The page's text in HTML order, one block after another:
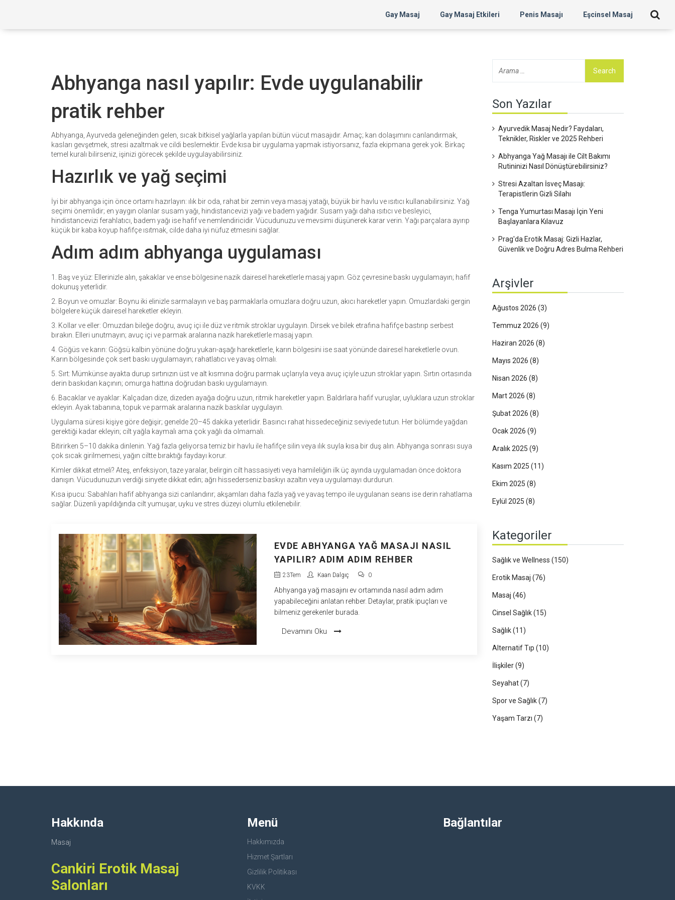
Gay Masaj Gay Masaj Etkileri Penis Masajı Eşcinsel Masaj
Abhyanga nasıl yapılır: Evde uygulanabilir
pratik rehber
Abhyanga, Ayurveda geleneğinden gelen, sıcak bitkisel yağlarla yapılan bütün vücut masajıdır. Amaç; kan dolaşımını canlandırmak,
kasları gevşetmek, stresi azaltmak ve cildi beslemektir. Evde kısa bir uygulama yapmak istiyorsanız, fazla ekipmana gerek yok. Birkaç
temel kuralı bilirseniz, işinizi görecek şekilde uygulayabilirsiniz.
Hazırlık ve yağ seçimi
İyi bir abhyanga için önce ortamı hazırlayın: ılık bir oda, rahat bir zemin veya masaj yatağı, büyük bir havlu ve ısıtıcı kullanabilirsiniz. Yağ
seçimi önemlidir; en yaygın olanlar susam yağı, hindistancevizi yağı ve badem yağıdır. Susam yağı daha ısıtıcı ve besleyici,
hindistancevizi ferahlatıcı, badem yağı ise hafif ve nemlendiricidir. Vücudunuzu ve mevsimi düşünerek karar verin. Yağı parçalara ayırıp
küçük bir kaba koyup hafifçe ısıtmak, cilde daha iyi nüfuz etmesini sağlar.
Adım adım abhyanga uygulaması
1. Baş ve yüz: Ellerinizle alın, şakaklar ve ense bölgesine nazik dairesel hareketlerle masaj yapın. Göz çevresine baskı uygulamayın; hafif
dokunuş yeterlidir.
2. Boyun ve omuzlar: Boynu iki elinizle sarmalayın ve baş parmaklarla omuzlara doğru uzun, akıcı hareketler yapın. Omuzlardaki gergin
bölgelere küçük dairesel hareketler ekleyin.
3. Kollar ve eller: Omuzdan bileğe doğru, avuç içi ile düz ve ritmik stroklar uygulayın. Dirsek ve bilek etrafına hafifçe bastırıp serbest
bırakın. Elleri unutmayın; avuç içi ve parmak aralarına nazik hareketlerle masaj yapın.
4. Göğüs ve karın: Göğsü kalbin yönüne doğru yukarı-aşağı hareketlerle, karın bölgesini ise saat yönünde dairesel hareketlerle ovun.
Karın bölgesinde çok sert baskı uygulamayın; rahatlatıcı ve yavaş olmalı.
5. Sırt: Mümkünse ayakta durup sırtınızın üst ve alt kısmına doğru parmak uçlarıyla veya avuç içiyle uzun stroklar yapın. Sırtın ortasında
derin baskıdan kaçının; omurga hattına doğrudan baskı uygulamayın.
6. Bacaklar ve ayaklar: Kalçadan dize, dizeden ayağa doğru uzun, ritmik hareketler yapın. Baldırlara hafif vuruşlar, uyluklara uzun stroklar
ekleyin. Ayak tabanına, topuk ve parmak aralarına nazik baskılar uygulayın.
Uygulama süresi kişiye göre değişir; genelde 20–45 dakika yeterlidir. Basıncı rahat hissedeceğiniz seviyede tutun. Her bölümde yağdan
gerektiği kadar ekleyin; cilt yağla kaymalı ama çok yağlı da olmamalı.
Bitirirken 5–10 dakika dinlenin. Yağ fazla geliyorsa temiz bir havlu ile hafifçe silin veya ılık suyla kısa bir duş alın. Abhyanga sonrası suya
çok sıcak girilmemesi, yağın ciltte bıraktığı faydayı korur.
Kimler dikkat etmeli? Ateş, enfeksiyon, taze yaralar, belirgin cilt hassasiyeti veya hamileliğin ilk üç ayında uygulamadan önce doktora
danışın. Vücudunuzun verdiği sinyete dikkat edin; ağrı hissederseniz baskıyı azaltın veya uygulamayı durdurun.
Kısa ipucu: Sabahları hafif abhyanga sizi canlandırır; akşamları daha fazla yağ ve yavaş tempo ile uygulanan seans ise derin rahatlama
sağlar. Düzenli yapıldığında cilt yumuşar, uyku ve stres düzeyi olumlu etkilenebilir.
EVDE ABHYANGA YAĞ MASAJI NASIL
YAPILIR? ADIM ADIM REHBER
23Tem Kaan Dalgıç 0
Abhyanga yağ masajını ev ortamında nasıl adım adım
yapabileceğini anlatan rehber. Detaylar, pratik ipuçları ve
bilmeniz gerekenler burada.
Devamını Oku
Son Yazılar
Ayurvedik Masaj Nedir? Faydaları,
Teknikler, Riskler ve 2025 Rehberi
Abhyanga Yağ Masajı ile Cilt Bakımı
Rutininizi Nasıl Dönüştürebilirsiniz?
Stresi Azaltan İsveç Masajı:
Terapistlerin Gizli Silahı
Tenga Yumurtası Masajı İçin Yeni
Başlayanlara Kılavuz
Prag'da Erotik Masaj: Gizli Hazlar,
Güvenlik ve Doğru Adres Bulma Rehberi
Arşivler
Ağustos 2026 (3)
Temmuz 2026 (9)
Haziran 2026 (8)
Mayıs 2026 (8)
Nisan 2026 (8)
Mart 2026 (8)
Şubat 2026 (8)
Ocak 2026 (9)
Aralık 2025 (9)
Kasım 2025 (11)
Ekim 2025 (8)
Eylül 2025 (8)
Kategoriler
Sağlık ve Wellness (150)
Erotik Masaj (76)
Masaj (46)
Cinsel Sağlık(15)
Sağlık(11)
Alternatif Tıp (10)
İlişkiler(9)
Seyahat(7)
Spor ve Sağlık(7)
Yaşam Tarzı (7)
Hakkında
Masaj
Cankiri Erotik Masaj
Salonları
Menü
Hakkımızda
Hizmet Şartları
Gizlilik Politikası
KVKK
Bağlantılar